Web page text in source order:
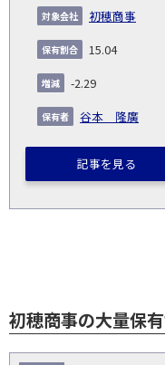
初穂商事
15.04
-2.29
谷本 隆廣
記事を見る
初穂商事の大量保